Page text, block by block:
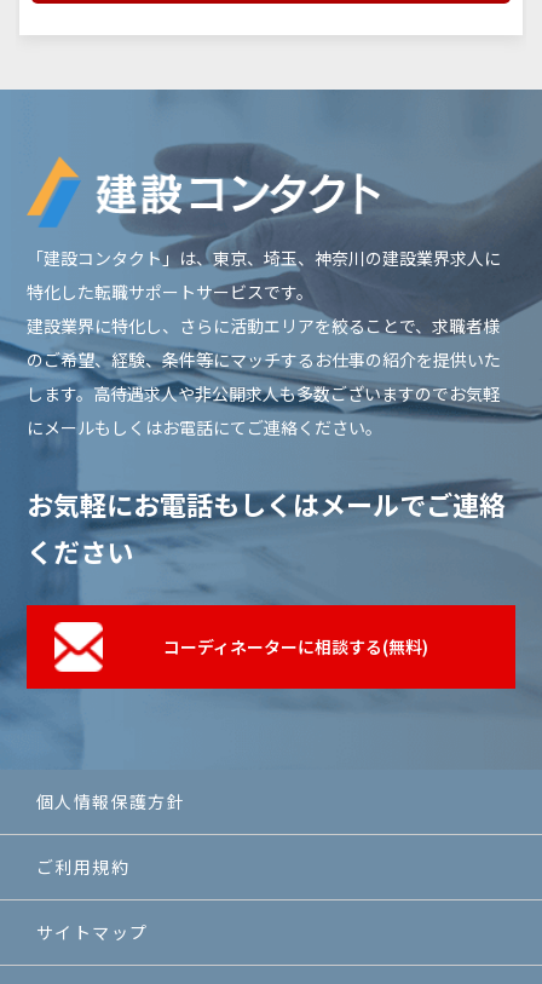
あります。
サービスの変更・停止
当社は、当サイトの全てまたは一部のサービスをいつで
も、変更または停止することができるものとします。サー
ビス変更・停止の際、当社はできうる限りの方法で、利用
者に対してその旨を事前に告知するものとします。但し、
天災などやむを得ぬ場合は事前に告知することなく、サー
ビスを変更・停止できるものとします。 サービスの変更ま
たは停止に伴い、利用者に損害が発生した場合、当社は一
切の責任を負わないものとします。
責任の制約
如何なる状況においても当社は、第三者を介したものも含
め、本ソフトウェアまたはサービスの利用者による使用ま
たは誤用に対する責任を一切負いません。この責任の制約
いた場合であっても、それが保証、契約、故意または無意
識による不法行為、その他に基づいているかどうかによら
ず、直接、間接、付随、結果的、特殊、懲戒的および懲罰
的損害賠償を回避するために適用されます。この責任の制
約は、損害が、第三者を介したものも含め、本ソフトウェ
アまたはサービスの使用または誤用および依存の結果であ
るか、本ソフトウェアまたはサービスを使用できないため
か、本ソフトウェアまたはサービスの中断、一時停止、終
了のいずれかの結果かにかかわらず、適用されます。この
禁止事項
・虚偽の情報を登録し、提供する行為
・犯罪的行為に結びつく行為
・公序良俗に反する行為
「建設コンタクト」は、東京、埼玉、神奈川の建設業界求人に
特化した転職サポートサービスです。
建設業界に特化し、さらに活動エリアを絞ることで、求職者様
のご希望、経験、条件等にマッチするお仕事の紹介を提供いた
します。高待遇求人や非公開求人も多数ございますのでお気軽
にメールもしくはお電話にてご連絡ください。
お気軽にお電話もしくはメールでご連絡
ください
コーディネーターに相談する(無料)
個人情報保護方針
ご利用規約
サイトマップ